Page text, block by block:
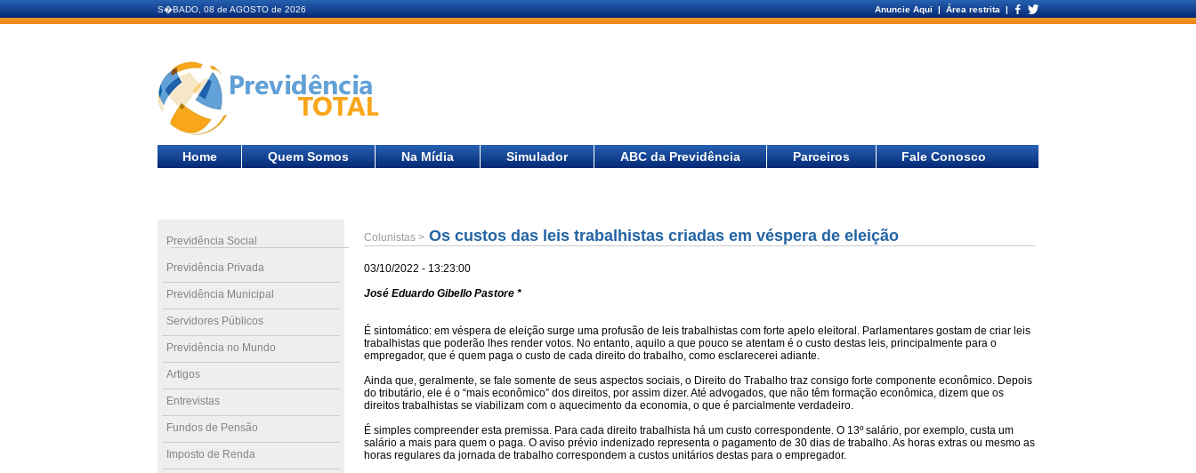
S�BADO, 08 de AGOSTO de 2026 Anuncie Aqui | Área restrita |
Home Quem Somos Na Mídia Simulador ABC da Previdência Parceiros Fale Conosco
Previdência Social
Previdência Privada
Previdência Municipal
Servidores Públicos
Previdência no Mundo
Artigos
Entrevistas
Fundos de Pensão
Imposto de Renda
Colunistas > Os custos das leis trabalhistas criadas em véspera de eleição
03/10/2022 - 13:23:00
José Eduardo Gibello Pastore *
É sintomático: em véspera de eleição surge uma profusão de leis trabalhistas com forte apelo eleitoral. Parlamentares gostam de criar leis
trabalhistas que poderão lhes render votos. No entanto, aquilo a que pouco se atentam é o custo destas leis, principalmente para o
empregador, que é quem paga o custo de cada direito do trabalho, como esclarecerei adiante.
Ainda que, geralmente, se fale somente de seus aspectos sociais, o Direito do Trabalho traz consigo forte componente econômico. Depois
do tributário, ele é o “mais econômico” dos direitos, por assim dizer. Até advogados, que não têm formação econômica, dizem que os
direitos trabalhistas se viabilizam com o aquecimento da economia, o que é parcialmente verdadeiro.
É simples compreender esta premissa. Para cada direito trabalhista há um custo correspondente. O 13º salário, por exemplo, custa um
salário a mais para quem o paga. O aviso prévio indenizado representa o pagamento de 30 dias de trabalho. As horas extras ou mesmo as
horas regulares da jornada de trabalho correspondem a custos unitários destas para o empregador.